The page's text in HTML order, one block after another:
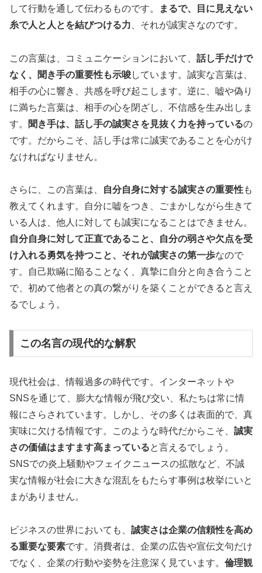
して行動を通して伝わるものです。
まるで、目に見えない
糸で人と人とを結びつける力 、それが誠実さなのです。
この言葉は、コミュニケーションにおいて、 話し手だけで
なく、聞き手の重要性も示唆しています。誠実な言葉は、
相手の心に響き、共感を呼び起こします。逆に、嘘や偽り
に満ちた言葉は、相手の心を閉ざし、不信感を生み出しま
す。
聞き手は、話し手の誠実さを見抜く力を持っているの
です。だからこそ、話し手は常に誠実であることを心がけ
なければなりません。
さらに、この言葉は、 自分自身に対する誠実さの重要性も
教えてくれます。自分に嘘をつき、ごまかしながら生きて
いる人は、他人に対しても誠実になることはできません。
自分自身に対して正直であること、自分の弱さや欠点を受
け入れる勇気を持つこと、それが誠実さの第一歩なので
す。自己欺瞞に陥ることなく、真摯に自分と向き合うこと
で、初めて他者との真の繋がりを築くことができると言え
るでしょう。
この名言の現代的な解釈
現代社会は、情報過多の時代です。インターネットや
SNSを通じて、膨大な情報が飛び交い、私たちは常に情
報にさらされています。しかし、その多くは表面的で、真
実味に欠ける情報です。このような時代だからこそ、 誠実
さの価値はますます高まっていると言えるでしょう。
SNSでの炎上騒動やフェイクニュースの拡散など、不誠
実な情報が社会に大きな混乱をもたらす事例は枚挙にいと
まがありません。
ビジネスの世界においても、 誠実さは企業の信頼性を高め
る重要な要素です。消費者は、企業の広告や宣伝文句だけ
でなく、企業の行動や姿勢を注意深く見ています。 倫理観